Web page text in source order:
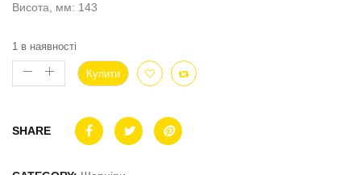
Висота, мм: 143
1 в наявності
Купити
SHARE